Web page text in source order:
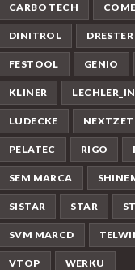
CARBO TECH
DINITROL DRESTER
FESTOOL GENIO
KLINER
LUDECKE
PELATEC RIGO
SEM MARCA
SISTAR STAR
SVM MARCD
VTOP WERKU